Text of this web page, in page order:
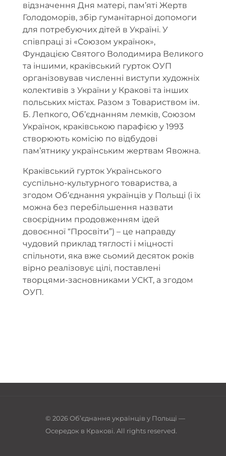
відзначення Дня матері, пам’яті Жертв
Голодоморів, збір гуманітарної допомоги
для потребуючих дітей в Україні. У
співпраці зі «Союзом українок»,
Фундацією Святого Володимира Великого
та іншими, краківський гурток ОУП
організовував численні виступи художніх
колективів з України у Кракові та інших
польських містах. Разом з Товариством ім.
Б. Лепкого, Об’єднанням лемків, Союзом
Українок, краківською парафією у 1993
створюють комісію по відбудові
пам’ятнику українським жертвам Явожна.
Краківський гурток Українського
суспільно-культурного товариства, а
згодом Об’єднання українців у Польщі (і їх
можна без перебільшення назвати
своєрідним продовженням ідей
довоєнної “Просвіти”) – це направду
чудовий приклад тяглості і міцності
спільноти, яка вже сьомий десяток років
вірно реалізовує цілі, поставлені
творцями-засновниками УСКТ, а згодом
ОУП.
© 2026 Об’єднання українців у Польщі —
Осередок в Кракові. All rights reserved.